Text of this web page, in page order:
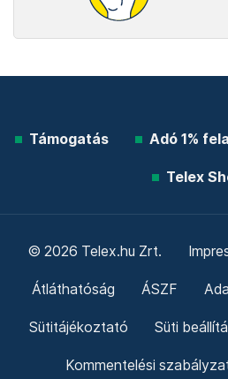
Támogatás Adó 1%
Telex
© 2026 Telex.hu Zrt.
Átláthatóság ÁSZF
Sütitájékoztató Süti
Kommentelési